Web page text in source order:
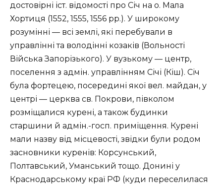
достовірні іст. відомості про Січ на о. Мала
Хортиця (1552, 1555, 1556 рр.). У широкому
розумінні — всі землі, які перебували в
управлінні та володінні козаків (Вольності
Війська Запорізького). У вузькому — центр,
поселення з адмін. управлінням Січі (Кіш). Січ
була фортецею, посередині якої вел. майдан, у
центрі — церква св. Покрови, півколом
розміщалися курені, а також будинки
старшини й адмін.-госп. приміщення. Курені
мали назву від місцевості, звідки були родом
засновники куренів: Корсунський,
Полтавський, Уманський тощо. Донині у
Краснодарському краї РФ (куди переселилася